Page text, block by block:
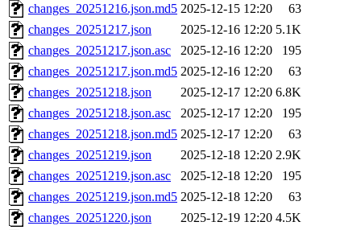
changes_20251216.json.md5 2025-12-15 12:20
63
changes_20251217.json
2025-12-16 12:20 5.1K
changes_20251217.json.asc
2025-12-16 12:20
195
changes_20251217.json.md5 2025-12-16 12:20
63
changes_20251218.json
2025-12-17 12:20 6.8K
changes_20251218.json.asc
2025-12-17 12:20
195
changes_20251218.json.md5 2025-12-17 12:20
63
changes_20251219.json
2025-12-18 12:20 2.9K
changes_20251219.json.asc
2025-12-18 12:20
195
changes_20251219.json.md5 2025-12-18 12:20
63
changes_20251220.json
2025-12-19 12:20 4.5K